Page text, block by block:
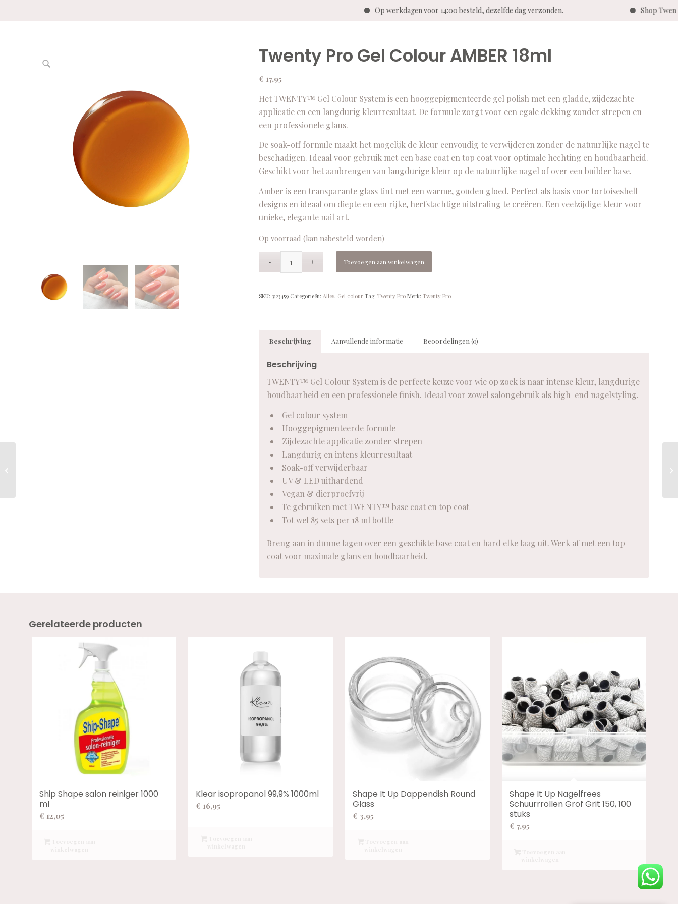
Op werkdagen voor 14:00 besteld, dezelfde dag verzonden. Shop
Twenty Pro Gel Colour AMBER 18ml
€ 17,95
Het TWENTY™ Gel Colour System is een hooggepigmenteerde gel polish met een gladde, zijdezachte
applicatie en een langdurig kleurresultaat. De formule zorgt voor een egale dekking zonder strepen en
een professionele glans.
De soak-off formule maakt het mogelijk de kleur eenvoudig te verwijderen zonder de natuurlijke nagel te
beschadigen. Ideaal voor gebruik met een base coat en top coat voor optimale hechting en houdbaarheid.
Geschikt voor het aanbrengen van langdurige kleur op de natuurlijke nagel of over een builder base.
Amber is een transparante glass tint met een warme, gouden gloed. Perfect als basis voor tortoiseshell
designs en ideaal om diepte en een rijke, herfstachtige uitstraling te creëren. Een veelzijdige kleur voor
unieke, elegante nail art.
Op voorraad (kan nabesteld worden)
Toevoegen aan winkelwagen
SKU: 3123459 Categorieën: Alles, Gel colour Tag: Twenty Pro Merk: Twenty Pro
Beschrijving Aanvullende informatie Beoordelingen (0)
Beschrijving
TWENTY™ Gel Colour System is de perfecte keuze voor wie op zoek is naar intense kleur, langdurige
houdbaarheid en een professionele finish. Ideaal voor zowel salongebruik als high-end nagelstyling.
Gel colour system
Hooggepigmenteerde formule
Zijdezachte applicatie zonder strepen
Langdurig en intens kleurresultaat
Soak-off verwijderbaar
UV & LED uithardend
Vegan & dierproefvrij
Te gebruiken met TWENTY™ base coat en top coat
Tot wel 85 sets per 18 ml bottle
Breng aan in dunne lagen over een geschikte base coat en hard elke laag uit. Werk af met een top
coat voor maximale glans en houdbaarheid.
Gerelateerde producten
Ship Shape salon reiniger 1000
ml
€ 12,05
Klear isopropanol 99,9% 1000ml
€ 16,95
Shape It Up Dappendish Round
Glass
€ 3,95
Shape It Up Nagelfrees
Schuurrrollen Grof Grit 150, 100
stuks
€ 7,95